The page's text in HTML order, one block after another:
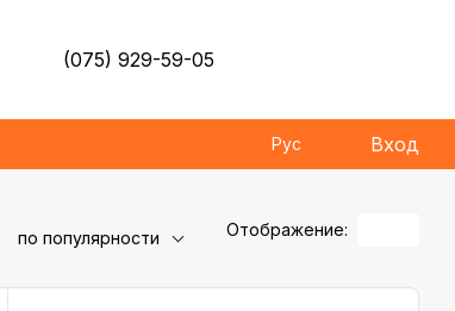
(075) 929-59-05
Рус Вход
по популярности Отображение: